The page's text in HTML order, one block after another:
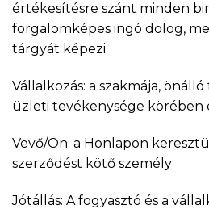
értékesítésre szánt minden
forgalomképes ingó dolog,
tárgyát képezi
Vállalkozás: a szakmája,
üzleti tevékenysége körében
Vevő/Ön: a Honlapon
szerződést kötő személy
Jótállás: A fogyasztó és a